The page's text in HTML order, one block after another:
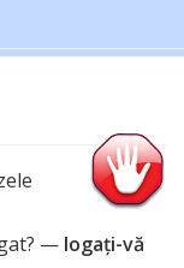
— logați-vă